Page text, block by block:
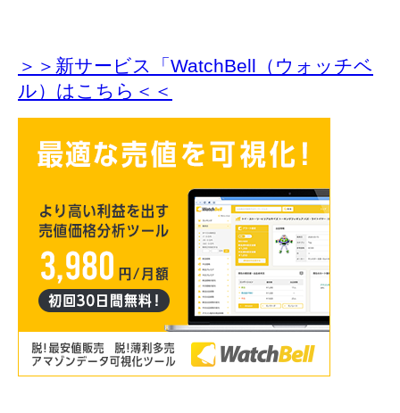
＞＞新サービス「WatchBell（ウォッチベ
ル）はこちら＜＜